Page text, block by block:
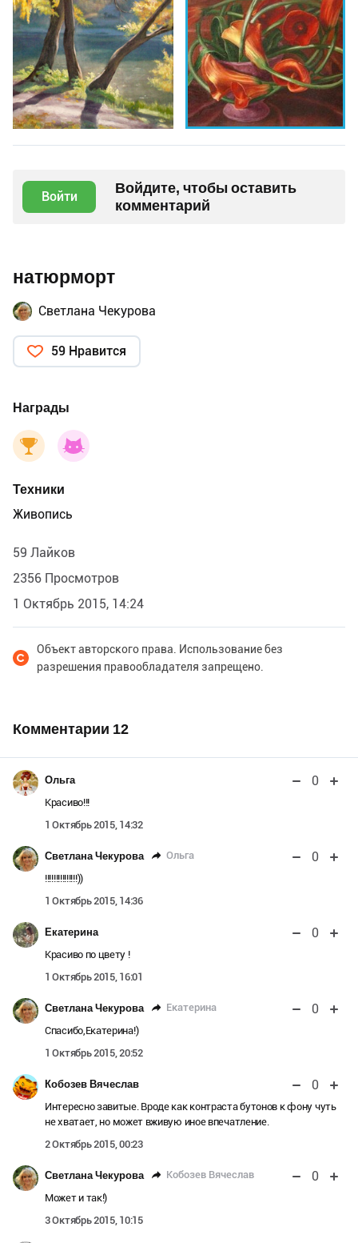
Войти
Войдите, чтобы оставить
комментарий
натюрморт
Светлана Чекурова
59 Нравится
Награды
Техники
Живопись
59 Лайков
2356 Просмотров
1 Октябрь 2015, 14:24
Объект авторского права. Использование без
разрешения правообладателя запрещено.
Комментарии 12
Ольга 0
Красиво!!!
1 Октябрь 2015, 14:32
Светлана Чекурова Ольга 0
!!!!!!!!!!!!!!!))
1 Октябрь 2015, 14:36
Екатерина 0
Красиво по цвету !
1 Октябрь 2015, 16:01
Светлана Чекурова Екатерина 0
Спасибо,Екатерина!)
1 Октябрь 2015, 20:52
Кобозев Вячеслав 0
Интересно завитые. Вроде как контраста бутонов к фону чуть
не хватает, но может вживую иное впечатление.
2 Октябрь 2015, 00:23
Светлана Чекурова Кобозев Вячеслав 0
Может и так!)
3 Октябрь 2015, 10:15